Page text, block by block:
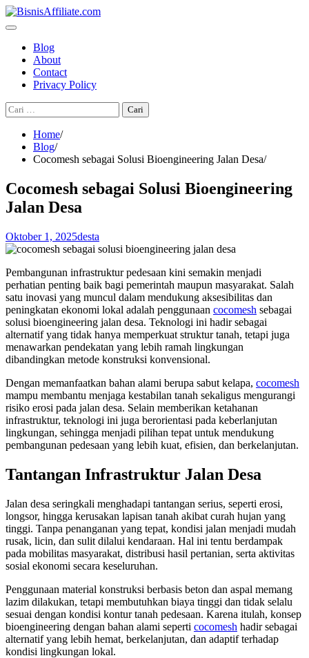
Skip
to
Blog
About
Contact
Privacy Policy
Cari
untuk:
Home
Blog
Cocomesh sebagai Solusi Bioengineering Jalan Desa
Cocomesh sebagai Solusi Bioengineering
Jalan Desa
Oktober 1, 2025desta
Pembangunan infrastruktur pedesaan kini semakin menjadi
perhatian penting baik bagi pemerintah maupun masyarakat. Salah
satu inovasi yang muncul dalam mendukung aksesibilitas dan
peningkatan ekonomi lokal adalah penggunaan cocomesh sebagai
solusi bioengineering jalan desa. Teknologi ini hadir sebagai
alternatif yang tidak hanya memperkuat struktur tanah, tetapi juga
menawarkan pendekatan yang lebih ramah lingkungan
dibandingkan metode konstruksi konvensional.
Dengan memanfaatkan bahan alami berupa sabut kelapa, cocomesh
mampu membantu menjaga kestabilan tanah sekaligus mengurangi
risiko erosi pada jalan desa. Selain memberikan ketahanan
infrastruktur, teknologi ini juga berorientasi pada keberlanjutan
lingkungan, sehingga menjadi pilihan tepat untuk mendukung
pembangunan pedesaan yang lebih kuat, efisien, dan berkelanjutan.
Tantangan Infrastruktur Jalan Desa
Jalan desa seringkali menghadapi tantangan serius, seperti erosi,
longsor, hingga kerusakan lapisan tanah akibat curah hujan yang
tinggi. Tanpa penanganan yang tepat, kondisi jalan menjadi mudah
rusak, licin, dan sulit dilalui kendaraan. Hal ini tentu berdampak
pada mobilitas masyarakat, distribusi hasil pertanian, serta aktivitas
sosial ekonomi secara keseluruhan.
Penggunaan material konstruksi berbasis beton dan aspal memang
lazim dilakukan, tetapi membutuhkan biaya tinggi dan tidak selalu
sesuai dengan kondisi kontur tanah pedesaan. Karena itulah, konsep
bioengineering dengan bahan alami seperti cocomesh hadir sebagai
alternatif yang lebih hemat, berkelanjutan, dan adaptif terhadap
kondisi lingkungan lokal.